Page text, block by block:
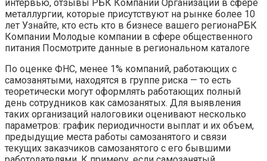
интервью, отзывы РБК Компании Организации в сфере
металлургии, которые присутствуют на рынке более 10
лет Узнайте, кто есть кто в бизнесе вашего регионаРБК
Компании Молодые компании в сфере общественного
питания Посмотрите данные в региональном каталоге
По оценке ФНС, менее 1% компаний, работающих с
самозанятыми, находятся в группе риска — то есть
теоретически могут оформлять работающих полный
день сотрудников как самозанятых. Для выявления
таких организаций налоговики оценивают несколько
параметров: график периодичности выплат и их объем,
предыдущие места работы самозанятого и связи
текущих заказчиков самозанятого с его бывшими